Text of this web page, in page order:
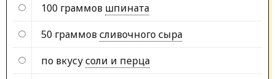
100 граммов шпината
50 граммовсливочного сыра
по вкусусоли и перца